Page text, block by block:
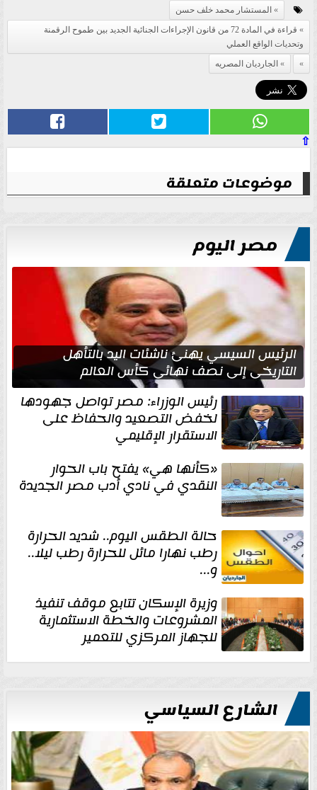
المستشار محمد خلف حسن
قراءة في المادة 72 من قانون الإجراءات الجنائية الجديد بين طموح الرقمنة
وتحديات الواقع العملي
الجارديان المصريه
⇧
موضوعات متعلقة
مصر اليوم
الرئيس السيسي يهنئ ناشئات اليد بالتأهل
التاريخي إلى نصف نهائي كأس العالم
رئيس الوزراء: مصر تواصل جهودها
لخفض التصعيد والحفاظ على
الاستقرار الإقليمي
«كأنها هي» يفتح باب الحوار
النقدي في نادي أدب مصر الجديدة
حالة الطقس اليوم.. شديد الحرارة
رطب نهارا مائل للحرارة رطب ليلا..
و...
وزيرة الإسكان تتابع موقف تنفيذ
المشروعات والخطة الاستثمارية
للجهاز المركزي للتعمير
الشارع السياسي